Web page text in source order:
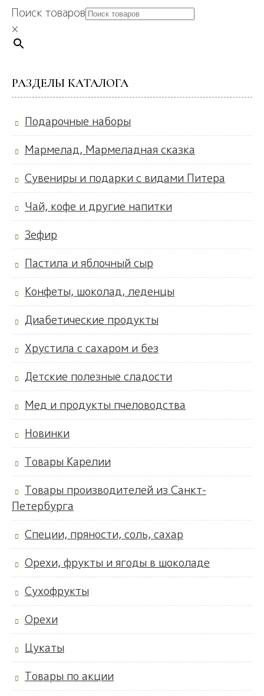
Поиск товаров
×
РАЗДЕЛЫ КАТАЛОГА
Подарочные наборы
Мармелад, Мармеладная сказка
Сувениры и подарки с видами Питера
Чай, кофе и другие напитки
Зефир
Пастила и яблочный сыр
Конфеты, шоколад, леденцы
Диабетические продукты
Хрустила с сахаром и без
Детские полезные сладости
Мед и продукты пчеловодства
Новинки
Товары Карелии
Товары производителей из Санкт-
Петербурга
Специи, пряности, соль, сахар
Орехи, фрукты и ягоды в шоколаде
Сухофрукты
Орехи
Цукаты
Товары по акции